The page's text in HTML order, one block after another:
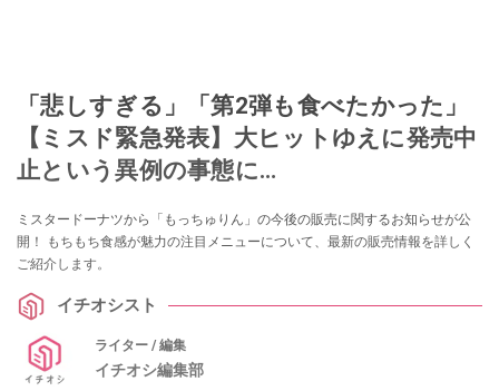
「悲しすぎる」「第2弾も食べたかった」
【ミスド緊急発表】大ヒットゆえに発売中
止という異例の事態に…
ミスタードーナツから「もっちゅりん」の今後の販売に関するお知らせが公
開！ もちもち食感が魅力の注目メニューについて、最新の販売情報を詳しく
ご紹介します。
イチオシスト
ライター / 編集
イチオシ編集部